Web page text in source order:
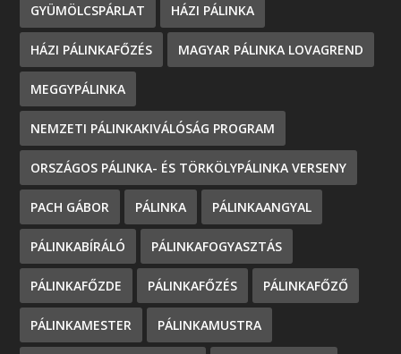
GYÜMÖLCSPÁRLAT HÁZI PÁLINKA
HÁZI PÁLINKAFŐZÉS MAGYAR PÁLINKA LOVAGREND
MEGGYPÁLINKA
NEMZETI PÁLINKAKIVÁLÓSÁG PROGRAM
ORSZÁGOS PÁLINKA- ÉS TÖRKÖLYPÁLINKA VERSENY
PACH GÁBOR PÁLINKA PÁLINKAANGYAL
PÁLINKABÍRÁLÓ PÁLINKAFOGYASZTÁS
PÁLINKAFŐZDE PÁLINKAFŐZÉS PÁLINKAFŐZŐ
PÁLINKAMESTER PÁLINKAMUSTRA